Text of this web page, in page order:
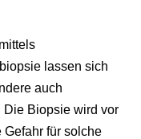
lassen sich
auch
Die Biopsie wird vor
für solche